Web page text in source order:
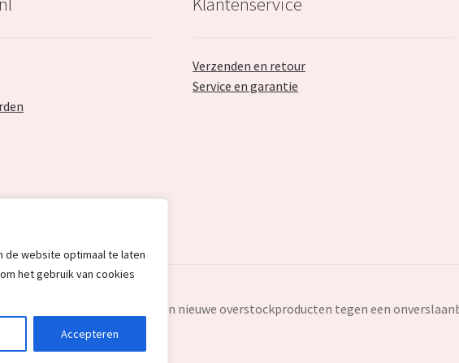
de website optimaal te laten
het gebruik van cookies
Accepteren
Verzenden en retour
Service en garantie
retourproducten en nieuwe overstockproducten tegen een